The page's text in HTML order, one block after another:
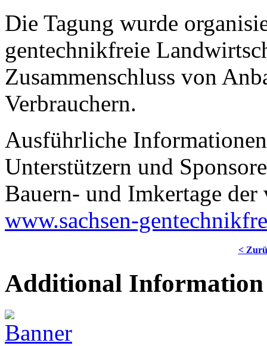
Die Tagung wurde
gentechnikfreie
Zusammenschluss von
Verbrauchern.
Ausführliche
Unterstützern und
Bauern- und Imkertage der
www.sachsen-
<
Additional Information